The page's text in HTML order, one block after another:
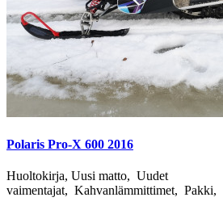
Polaris Pro-X 600 2016
Huoltokirja, Uusi matto, Uudet
vaimentajat, Kahvanlämmittimet, Pakki,